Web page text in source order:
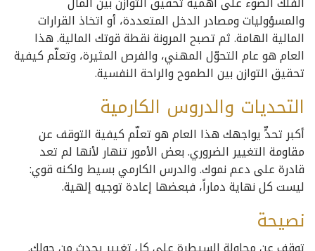
والمسؤوليات ومصادر الدخل المتعددة، أو اتخاذ القرارات
المالية الهامة. ثم تصبح المرونة نقطة قوتك المالية. هذا
العام هو عام التحوّل المهني، والفرص المثيرة، وتعلّم كيفية
تحقيق التوازن بين الطموح والراحة النفسية.
التحديات والدروس الكارمية
أكبر تحدٍّ يواجهك هذا العام هو تعلّم كيفية التوقف عن
مقاومة التغيير الضروري. بعض الأمور تنهار لأنها لم تعد
قادرة على دعم نموك. والدرس الكارمي بسيط ولكنه قوي:
ليست كل نهاية دماراً، فبعضها إعادة توجيه إلهية.
نصيحة